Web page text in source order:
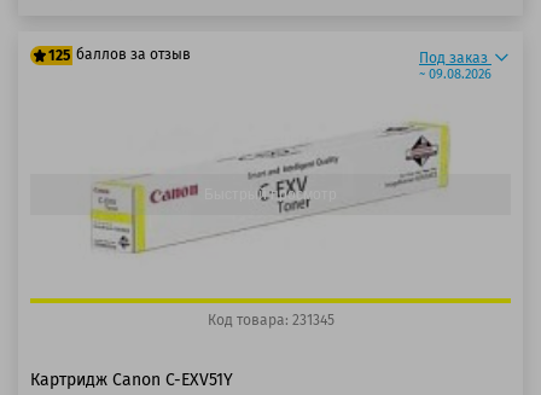
125 баллов за отзыв Под заказ
~ 09.08.2026
Быстрый просмотр
Код товара: 231345
Картридж Canon C-EXV51Y